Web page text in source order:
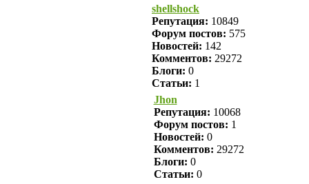
shellshock
Репутация: 10849
Форум постов: 575
Новостей: 142
Комментов: 29272
Блоги: 0
Статьи: 1
Jhon
Репутация: 10068
Форум постов: 1
Новостей: 0
Комментов: 29272
Блоги: 0
Статьи: 0